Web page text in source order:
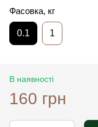
Фасовка, кг
0.1 1
В наявності
160 грн